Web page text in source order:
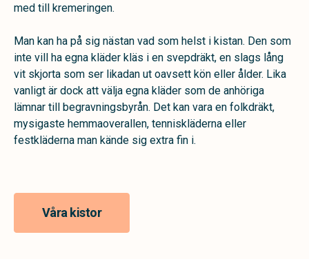
med till kremeringen.
Man kan ha på sig nästan vad som helst i kistan. Den som
inte vill ha egna kläder kläs i en svepdräkt, en slags lång
vit skjorta som ser likadan ut oavsett kön eller ålder. Lika
vanligt är dock att välja egna kläder som de anhöriga
lämnar till begravningsbyrån. Det kan vara en folkdräkt,
mysigaste hemmaoverallen, tenniskläderna eller
festkläderna man kände sig extra fin i.
Våra kistor